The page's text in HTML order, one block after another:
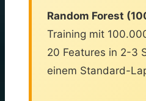
Random Forest
Training mit
20 Features in 2-3
einem Standard-